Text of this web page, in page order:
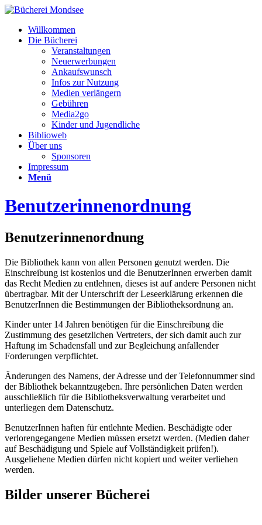
Willkommen
Die Bücherei
Veranstaltungen
Neuerwerbungen
Ankaufswunsch
Infos zur Nutzung
Medien verlängern
Gebühren
Media2go
Kinder und Jugendliche
Biblioweb
Über uns
Sponsoren
Impressum
Menü
Benutzerinnenordnung
Benutzerinnenordnung
Die Bibliothek kann von allen Personen genutzt werden. Die
Einschreibung ist kostenlos und die BenutzerInnen erwerben damit
das Recht Medien zu entlehnen, dieses ist auf andere Personen nicht
übertragbar. Mit der Unterschrift der Leseerklärung erkennen die
BenutzerInnen die Bestimmungen der Bibliotheksordnung an.
Kinder unter 14 Jahren benötigen für die Einschreibung die
Zustimmung des gesetzlichen Vertreters, der sich damit auch zur
Haftung im Schadensfall und zur Begleichung anfallender
Forderungen verpflichtet.
Änderungen des Namens, der Adresse und der Telefonnummer sind
der Bibliothek bekanntzugeben. Ihre persönlichen Daten werden
ausschließlich für die Bibliotheksverwaltung verarbeitet und
unterliegen dem Datenschutz.
BenutzerInnen haften für entlehnte Medien. Beschädigte oder
verlorengegangene Medien müssen ersetzt werden. (Medien daher
auf Beschädigung und Spiele auf Vollständigkeit prüfen!).
Ausgeliehene Medien dürfen nicht kopiert und weiter verliehen
werden.
Bilder unserer Bücherei